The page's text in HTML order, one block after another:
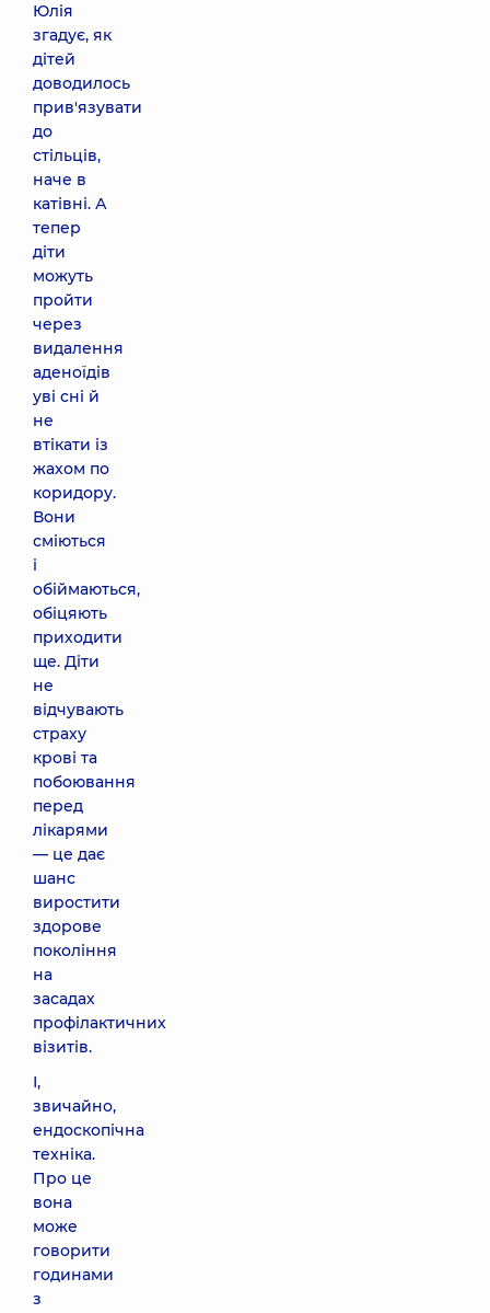
Юлія
згадує, як
дітей
доводилось
прив'язувати
до
стільців,
наче в
катівні. А
тепер
діти
можуть
пройти
через
видалення
аденоїдів
уві сні й
не
втікати із
жахом по
коридору.
Вони
сміються
і
обіймаються,
обіцяють
приходити
ще. Діти
не
відчувають
страху
крові та
побоювання
перед
лікарями
— це дає
шанс
виростити
здорове
покоління
на
засадах
профілактичних
візитів.
І,
звичайно,
ендоскопічна
техніка.
Про це
вона
може
говорити
годинами
з